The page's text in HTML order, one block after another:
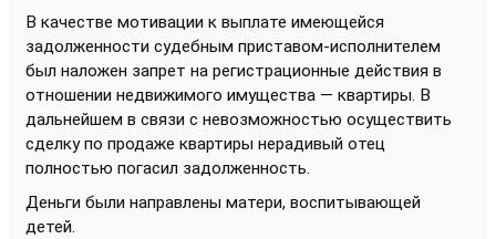
В качестве мотивации к выплате имеющейся
задолженности судебным приставом-исполнителем
был наложен запрет на регистрационные действия в
отношении недвижимого имущества — квартиры. В
дальнейшем в связи с невозможностью осуществить
сделку по продаже квартиры нерадивый отец
полностью погасил задолженность.
Деньги были направлены матери, воспитывающей
детей.